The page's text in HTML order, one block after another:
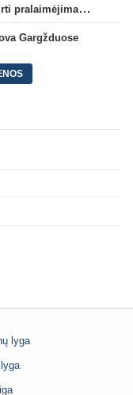
Lietuvos klubų pasirodymai Europoje: patirti pralaimėjimai Kroatijos atstovams
Gargžduose
lyga